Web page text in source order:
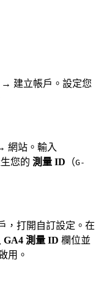
→ 建立帳戶。設定您
網站。輸入
您的 測量 ID （G-
，打開自訂設定。在
GA4 測量 ID 欄位並
用。